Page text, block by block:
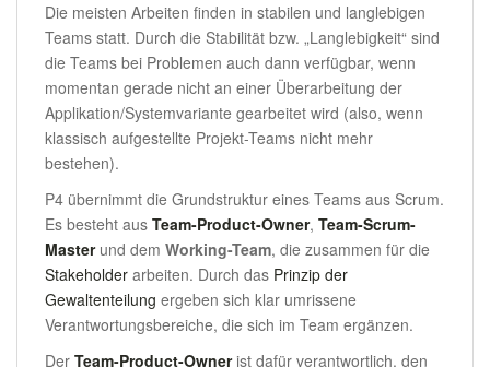
Die meisten Arbeiten finden in stabilen und langlebigen
Teams statt. Durch die Stabilität bzw. „Langlebigkeit“ sind
die Teams bei Problemen auch dann verfügbar, wenn
momentan gerade nicht an einer Überarbeitung der
Applikation/Systemvariante gearbeitet wird (also, wenn
klassisch aufgestellte Projekt-Teams nicht mehr
bestehen).
P4 übernimmt die Grundstruktur eines Teams aus Scrum.
Es besteht aus Team-Product-Owner, Team-Scrum-
Masterund dem Working-Team, die zusammen für die
Stakeholder arbeiten. Durch das Prinzip der
Gewaltenteilung ergeben sich klar umrissene
Verantwortungsbereiche, die sich im Team ergänzen.
Der Team-Product-Ownerist dafür verantwortlich, den